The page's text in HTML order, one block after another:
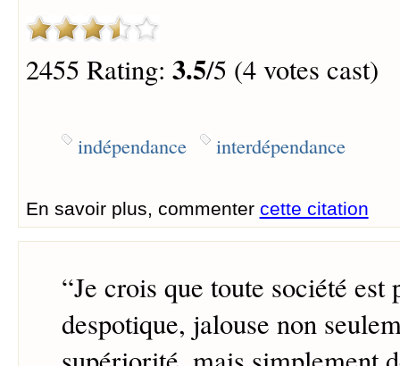
2455 Rating: 3.5/5 (4 votes cast)
indépendance interdépendance
En savoir plus, commenter cette citation
“Je crois que toute société est
despotique, jalouse non